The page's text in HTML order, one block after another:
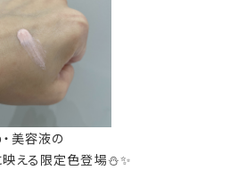
美容液の
える限定色登場⛄✨